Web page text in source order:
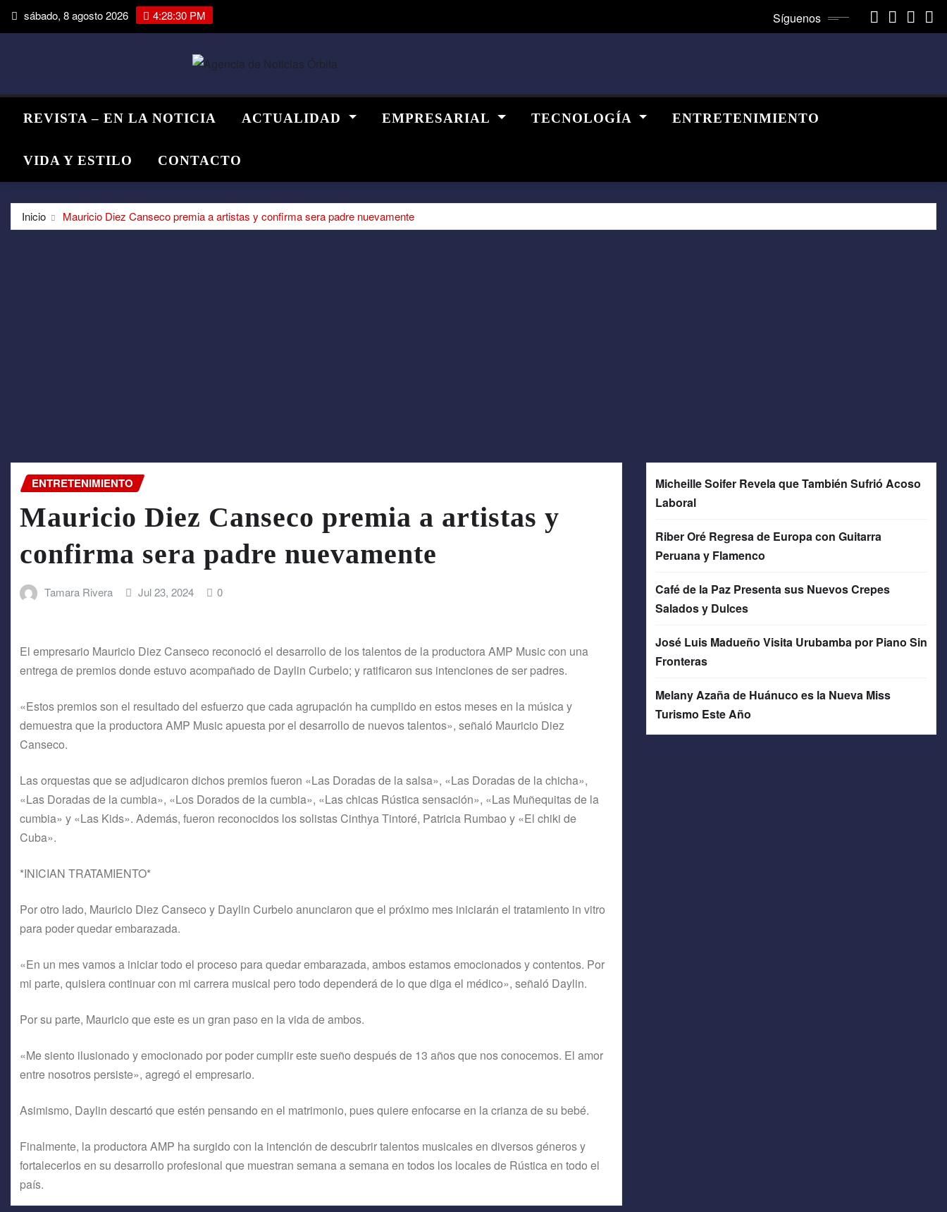
Saltar sábado, 8 agosto 2026 4:28:30 PM Síguenos
REVISTA – EN LA NOTICIA ACTUALIDAD EMPRESARIAL TECNOLOGÍA ENTRETENIMIENTO
VIDA Y ESTILO CONTACTO
Inicio Mauricio Diez Canseco premia a artistas y confirma sera padre nuevamente
ENTRETENIMIENTO
Mauricio Diez Canseco premia a artistas y
confirma sera padre nuevamente
Tamara Rivera Jul 23, 2024 0
El empresario Mauricio Diez Canseco reconoció el desarrollo de los talentos de la productora AMP Music con una
entrega de premios donde estuvo acompañado de Daylin Curbelo; y ratificaron sus intenciones de ser padres.
«Estos premios son el resultado del esfuerzo que cada agrupación ha cumplido en estos meses en la música y
demuestra que la productora AMP Music apuesta por el desarrollo de nuevos talentos», señaló Mauricio Diez
Canseco.
Las orquestas que se adjudicaron dichos premios fueron «Las Doradas de la salsa», «Las Doradas de la chicha»,
«Las Doradas de la cumbia», «Los Dorados de la cumbia», «Las chicas Rústica sensación», «Las Muñequitas de la
cumbia» y «Las Kids». Además, fueron reconocidos los solistas Cinthya Tintoré, Patricia Rumbao y «El chiki de
Cuba».
*INICIAN TRATAMIENTO*
Por otro lado, Mauricio Diez Canseco y Daylin Curbelo anunciaron que el próximo mes iniciarán el tratamiento in vitro
para poder quedar embarazada.
«En un mes vamos a iniciar todo el proceso para quedar embarazada, ambos estamos emocionados y contentos. Por
mi parte, quisiera continuar con mi carrera musical pero todo dependerá de lo que diga el médico», señaló Daylin.
Por su parte, Mauricio que este es un gran paso en la vida de ambos.
«Me siento ilusionado y emocionado por poder cumplir este sueño después de 13 años que nos conocemos. El amor
entre nosotros persiste», agregó el empresario.
Asimismo, Daylin descartó que estén pensando en el matrimonio, pues quiere enfocarse en la crianza de su bebé.
Finalmente, la productora AMP ha surgido con la intención de descubrir talentos musicales en diversos géneros y
fortalecerlos en su desarrollo profesional que muestran semana a semana en todos los locales de Rústica en todo el
país.
Micheille Soifer Revela que También Sufrió Acoso
Laboral
Riber Oré Regresa de Europa con Guitarra
Peruana y Flamenco
Café de la Paz Presenta sus Nuevos Crepes
Salados y Dulces
José Luis Madueño Visita Urubamba por Piano Sin
Fronteras
Melany Azaña de Huánuco es la Nueva Miss
Turismo Este Año